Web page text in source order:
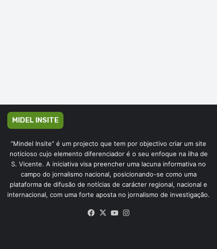
MIDEL INSITE
“Mindel Insite” é um projecto que tem por objectivo criar um site
noticioso cujo elemento diferenciador é o seu enfoque na ilha de
S. Vicente. A iniciativa visa preencher uma lacuna informativa no
campo do jornalismo nacional, posicionando-se como uma
plataforma de difusão de notícias de carácter regional, nacional e
internacional, com uma forte aposta no jornalismo de investigação.
Facebook
X YouTube